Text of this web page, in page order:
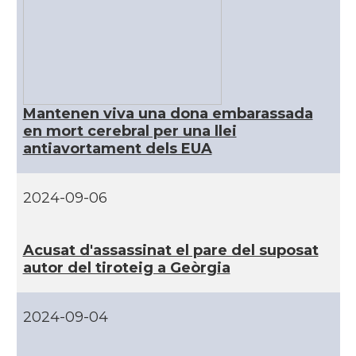
CAMON Catalans a INDIANA
CAMON Catalans a IOWA
CAMON
Mantenen viva una dona embarassada
en mort cerebral per una llei
antiavortament dels EUA
2024-09-06
Acusat d'assassinat el pare del suposat
autor del tiroteig a Geòrgia
2024-09-04